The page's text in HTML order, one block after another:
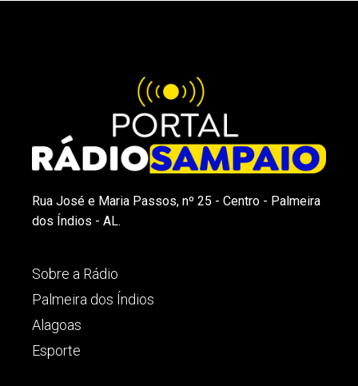
Rua José e Maria Passos, nº 25 - Centro - Palmeira
dos Índios - AL.
Sobre a Rádio
Palmeira dos Índios
Alagoas
Esporte